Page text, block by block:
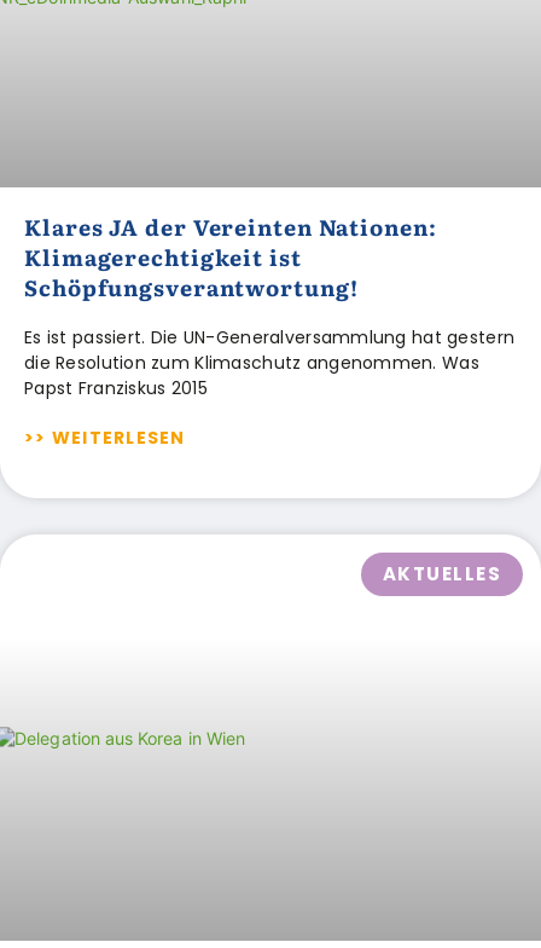
Klares JA der Vereinten Nationen:
Klimagerechtigkeit ist
Schöpfungsverantwortung!
Es ist passiert. Die UN-Generalversammlung hat gestern
die Resolution zum Klimaschutz angenommen. Was
Papst Franziskus 2015
>> WEITERLESEN
AKTUELLES